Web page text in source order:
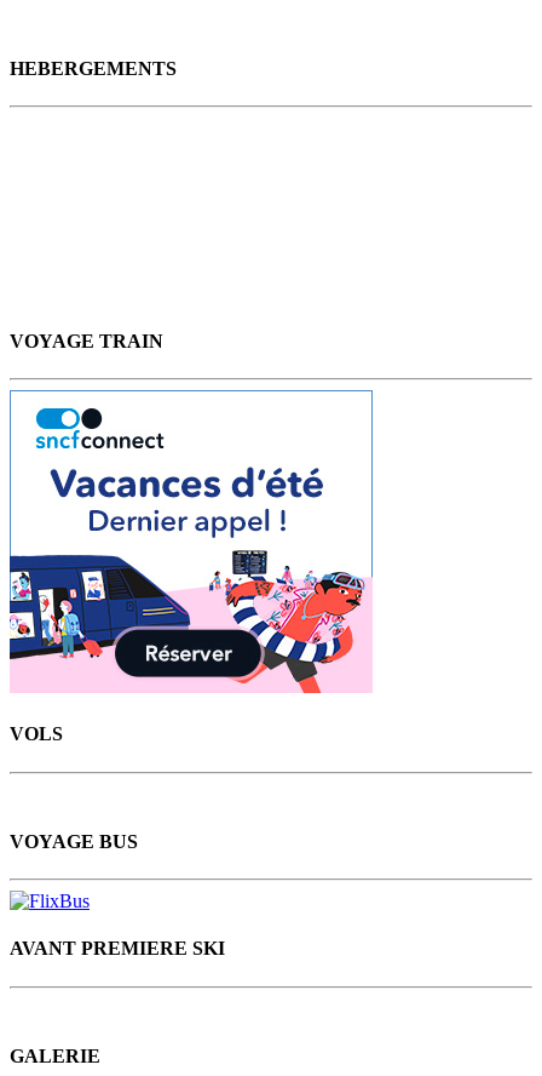
HEBERGEMENTS
VOYAGE TRAIN
VOLS
VOYAGE BUS
AVANT PREMIERE SKI
GALERIE